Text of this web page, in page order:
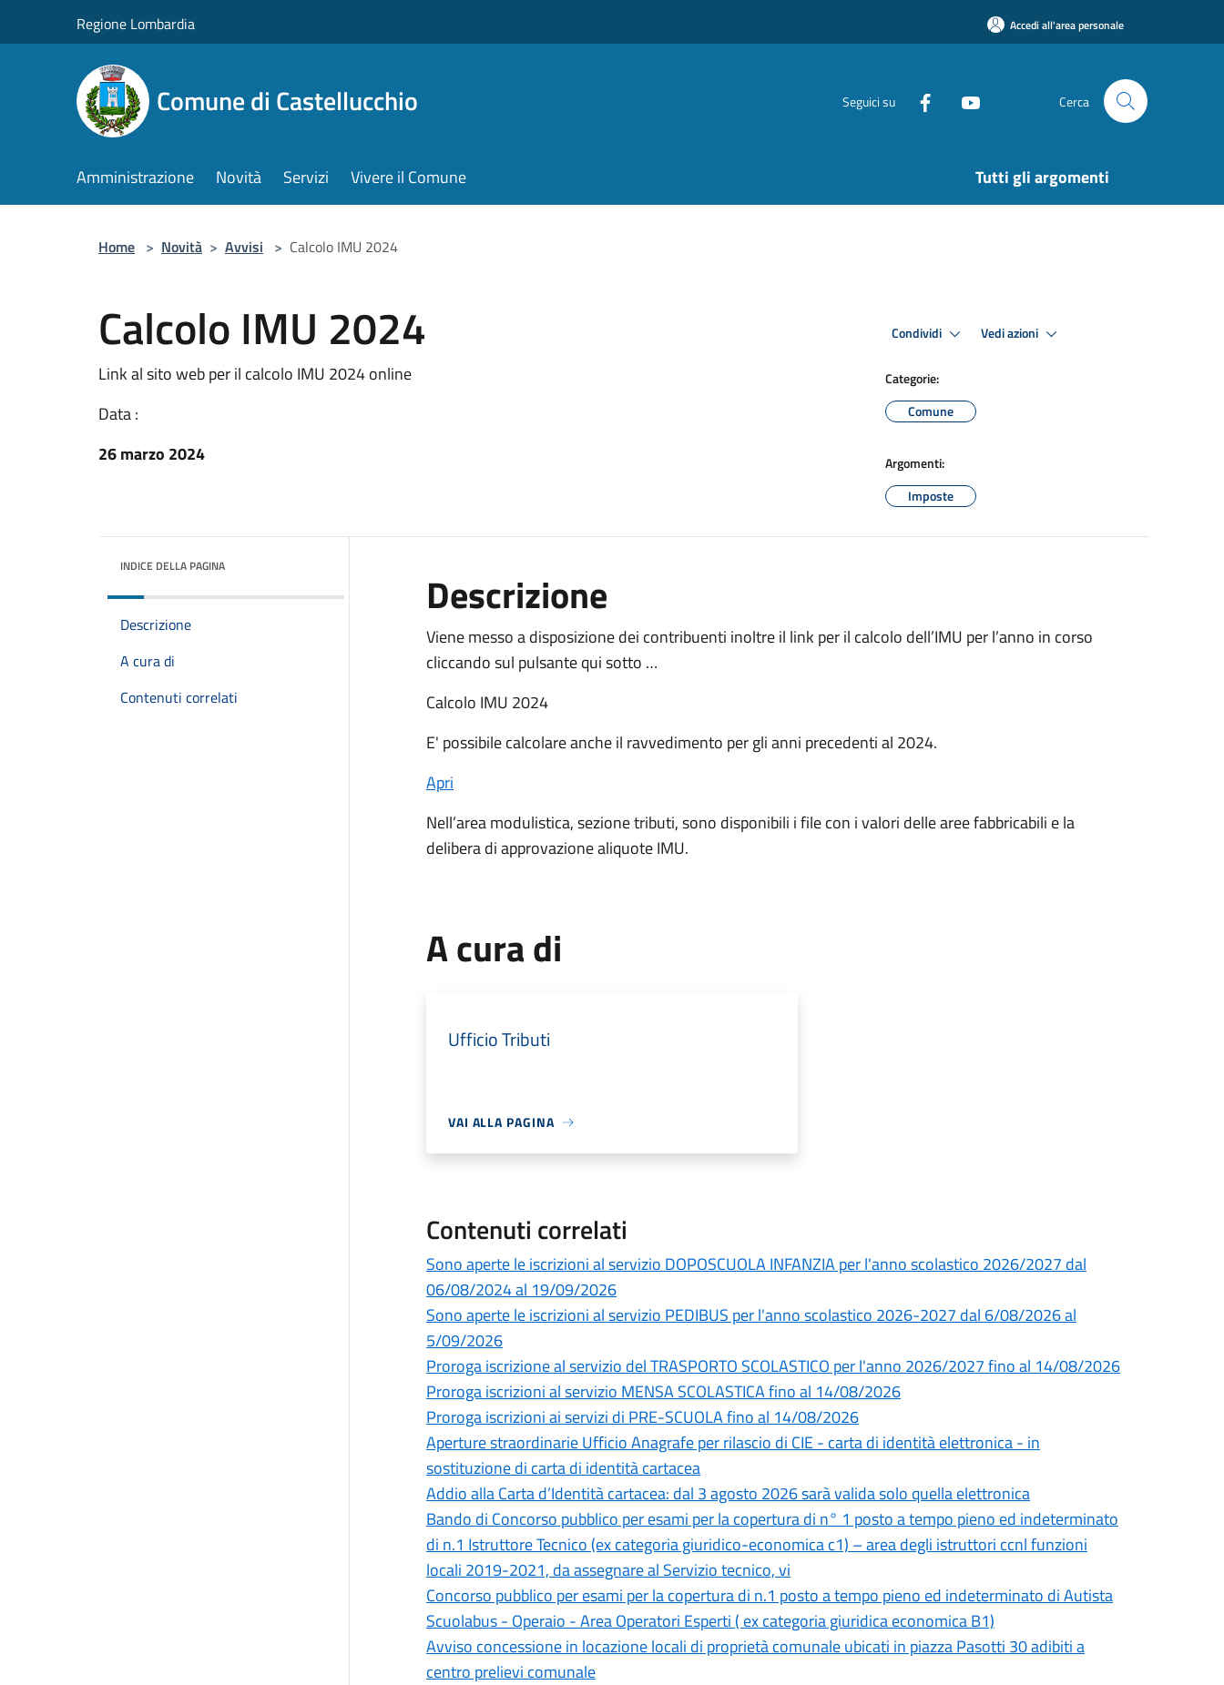
Regione Lombardia Accedi all'area personale
Comune di Castellucchio Seguici su Cerca
Amministrazione Novità Servizi Vivere il Comune Tutti gli argomenti
Home > Novità > Avvisi > Calcolo IMU 2024
Calcolo IMU 2024
Link al sito web per il calcolo IMU 2024 online
Data :
26 marzo 2024
Condividi Vedi azioni
Categorie:
Comune
Argomenti:
Imposte
INDICE DELLA PAGINA
Descrizione
A cura di
Contenuti correlati
Descrizione
Viene messo a disposizione dei contribuenti inoltre il link per il calcolo dell’IMU per l’anno in corso
cliccando sul pulsante qui sotto …
Calcolo IMU 2024
E' possibile calcolare anche il ravvedimento per gli anni precedenti al 2024.
Apri
Nell’area modulistica, sezione tributi, sono disponibili i file con i valori delle aree fabbricabili e la
delibera di approvazione aliquote IMU.
A cura di
Ufficio Tributi
VAI ALLA PAGINA
Contenuti correlati
Sono aperte le iscrizioni al servizio DOPOSCUOLA INFANZIA per l'anno scolastico 2026/2027 dal
06/08/2024 al 19/09/2026
Sono aperte le iscrizioni al servizio PEDIBUS per l'anno scolastico 2026-2027 dal 6/08/2026 al
5/09/2026
Proroga iscrizione al servizio del TRASPORTO SCOLASTICO per l'anno 2026/2027 fino al 14/08/2026
Proroga iscrizioni al servizio MENSA SCOLASTICA fino al 14/08/2026
Proroga iscrizioni ai servizi di PRE-SCUOLA fino al 14/08/2026
Aperture straordinarie Ufficio Anagrafe per rilascio di CIE - carta di identità elettronica - in
sostituzione di carta di identità cartacea
Addio alla Carta d’Identità cartacea: dal 3 agosto 2026 sarà valida solo quella elettronica
Bando di Concorso pubblico per esami per la copertura di n° 1 posto a tempo pieno ed indeterminato
di n.1 Istruttore Tecnico (ex categoria giuridico-economica c1) – area degli istruttori ccnl funzioni
locali 2019-2021, da assegnare al Servizio tecnico, vi
Concorso pubblico per esami per la copertura di n.1 posto a tempo pieno ed indeterminato di Autista
Scuolabus - Operaio - Area Operatori Esperti ( ex categoria giuridica economica B1)
Avviso concessione in locazione locali di proprietà comunale ubicati in piazza Pasotti 30 adibiti a
centro prelievi comunale